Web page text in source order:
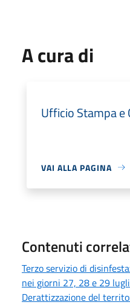
A cura di
Ufficio Stampa e
VAI ALLA PAGINA
Contenuti
Terzo servizio di
nei giorni 27, 28 e 29
Derattizzazione del